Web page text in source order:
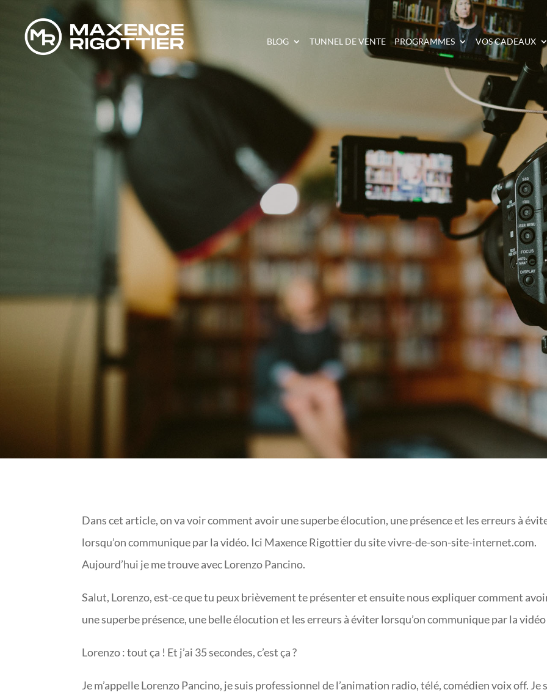
BLOG TUNNEL DE VENTE PROGRAMMES VOS CADEAUX
COMMENT ÊTRE À L’AISE EN
CAMÉRA ?
Dans cet article, on va voir comment avoir une superbe élocution, une présence et les erreurs à
lorsqu’on communique par la vidéo. Ici Maxence Rigottier du site vivre-de-son-site-internet.com.
Aujourd’hui je me trouve avec Lorenzo Pancino.
Salut, Lorenzo, est-ce que tu peux brièvement te présenter et ensuite nous expliquer comment
une superbe présence, une belle élocution et les erreurs à éviter lorsqu’on communique par la vidéo
Lorenzo : tout ça ! Et j’ai 35 secondes, c’est ça ?
Je m’appelle Lorenzo Pancino, je suis professionnel de l’animation radio, télé, comédien voix off. Je